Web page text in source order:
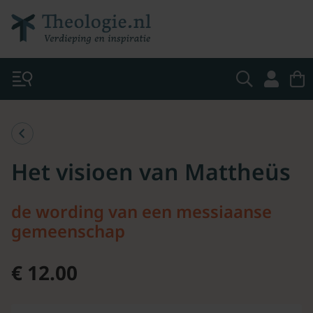
Het visioen van Mattheüs
de wording van een messiaanse
gemeenschap
€ 12.00